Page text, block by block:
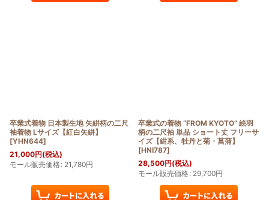
卒業式着物 日本製生地 矢絣柄の二尺
袖着物 Lサイズ【紅白矢絣】
[YHN644]
21,000円(税込)
モール販売価格: 21,780円
卒業式の着物 “FROM KYOTO” 絵羽
柄の二尺袖 単品 ショート丈 フリーサ
イズ【紺系、牡丹と菊・菖蒲】
[HNI787]
28,500円(税込)
モール販売価格: 29,700円